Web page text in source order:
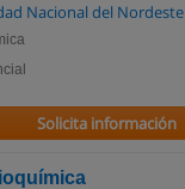
Nacional del Nordeste
Solicita información